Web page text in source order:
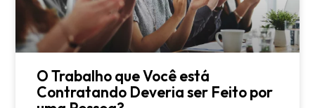
O Trabalho que Você está
Contratando Deveria ser Feito por